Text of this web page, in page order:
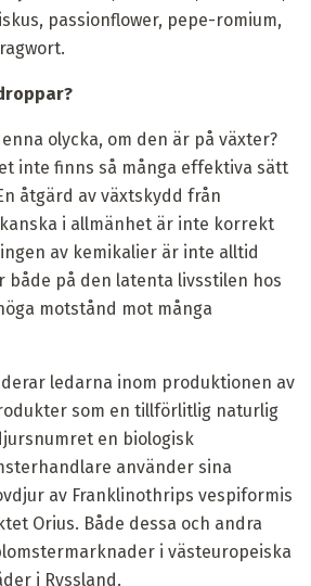
passionflower, pepe-romium,
olycka, om den är på växter?
inte finns så många effektiva sätt
åtgärd av växtskydd från
i allmänhet är inte korrekt
av kemikalier är inte alltid
både på den latenta livsstilen hos
motstånd mot många
ledarna inom produktionen av
som en tillförlitlig naturlig
en biologisk
använder sina
av Franklinothrips vespiformis
Orius. Både dessa och andra
i västeuropeiska
i Ryssland.